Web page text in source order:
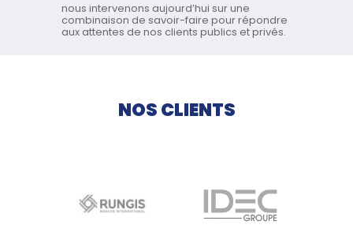
nous intervenons aujourd’hui sur une
combinaison de savoir-faire pour répondre
aux attentes de nos clients publics et privés.
NOS CLIENTS